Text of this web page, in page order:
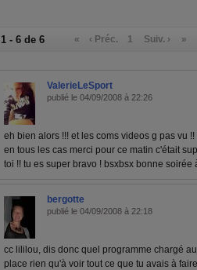
1 - 6 de 6 « ‹ Préc. 1 Suiv. › »
ValerieLeSport
publié le 04/09/2008 à 22:26
eh bien alors !!! et les coms videos g pas vu
en tous les cas merci pour ce matin c'était
toi !! tu es super bravo ! bsxbsx bonne soirée
bergotte
publié le 04/09/2008 à 22:18
cc lililou, dis donc quel programme chargé
place rien qu'à voir tout ce que tu avais à